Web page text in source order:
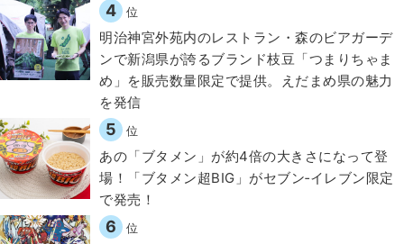
4 位
明治神宮外苑内のレストラン・森のビアガーデ
ンで新潟県が誇るブランド枝豆「つまりちゃま
め」を販売数量限定で提供。えだまめ県の魅力
を発信
5 位
あの「ブタメン」が約4倍の大きさになって登
場！「ブタメン超BIG」がセブン‐イレブン限定
で発売！
6 位